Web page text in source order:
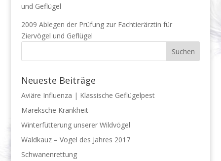
und Geflügel
2009 Ablegen der Prüfung zur Fachtierärztin für
Ziervögel und Geflügel
Neueste Beiträge
Aviäre Influenza | Klassische Geflügelpest
Mareksche Krankheit
Winterfütterung unserer Wildvögel
Waldkauz – Vogel des Jahres 2017
Schwanenrettung